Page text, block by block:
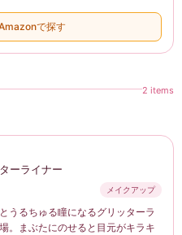
で探す
2 items
ーライナー
メイクアップ
うるちゅる瞳になるグリッターラ
。まぶたにのせると目元がキラキ